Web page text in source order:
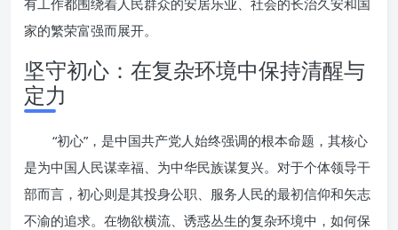
有工作都围绕着人民群众的安居乐业、社会的长治久安和国
家的繁荣富强而展开。
坚守初心：在复杂环境中保持清醒与
定力
“初心”，是中国共产党人始终强调的根本命题，其核心
是为中国人民谋幸福、为中华民族谋复兴。对于个体领导干
部而言，初心则是其投身公职、服务人民的最初信仰和矢志
不渝的追求。在物欲横流、诱惑丛生的复杂环境中，如何保